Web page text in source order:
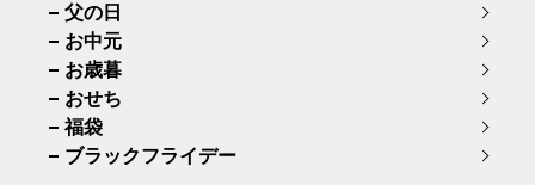
父の日
お中元
お歳暮
おせち
福袋
ブラックフライデー